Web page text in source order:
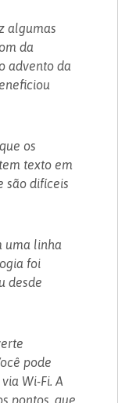
algumas
da
advento da
os
texto em
são difíceis
uma linha
foi
desde
pode
Wi-Fi. A
pontos, que